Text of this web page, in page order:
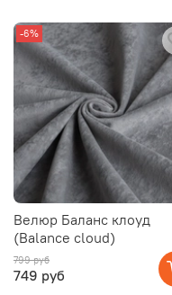
-6%
Велюр Баланс клоуд
(Balance cloud)
799 руб
749 руб